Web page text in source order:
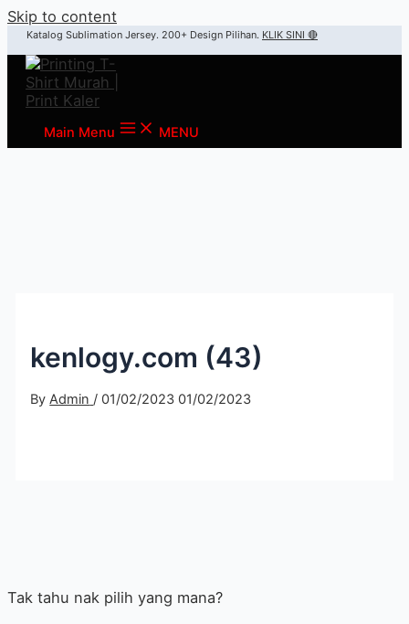
Skip to content
Katalog Sublimation Jersey. 200+ Design Pilihan. KLIK SINI 🔴
Main Menu MENU
kenlogy.com (43)
ByAdmin / 01/02/2023 01/02/2023
Tak tahu nak pilih yang mana?